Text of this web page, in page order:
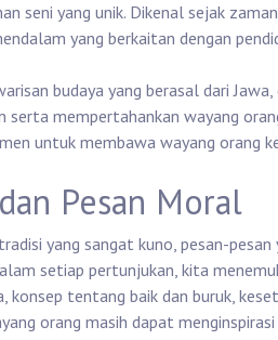
seni yang unik. Dikenal sejak
yang berkaitan dengan
budaya yang berasal dari
serta mempertahankan wayang
untuk membawa wayang orang
Pesan Moral
yang sangat kuno, pesan-
setiap pertunjukan, kita
konsep tentang baik dan buruk,
orang masih dapat